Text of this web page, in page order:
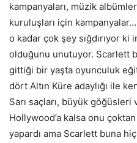
kampanyaları, müzik
kuruluşları için
o kadar çok şey sığdırıyor ki
olduğunu unutuyor. Scarlett
gittiği bir yaşta oyunculuk
dört Altın Küre adaylığı ile
Sarı saçları, büyük göğüsleri
Hollywood’a kalsa onu
yapardı ama Scarlett buna